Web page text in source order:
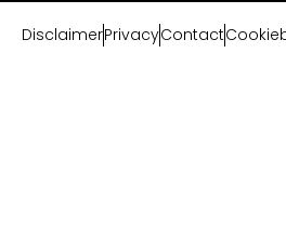
DisclaimerPrivacyContact